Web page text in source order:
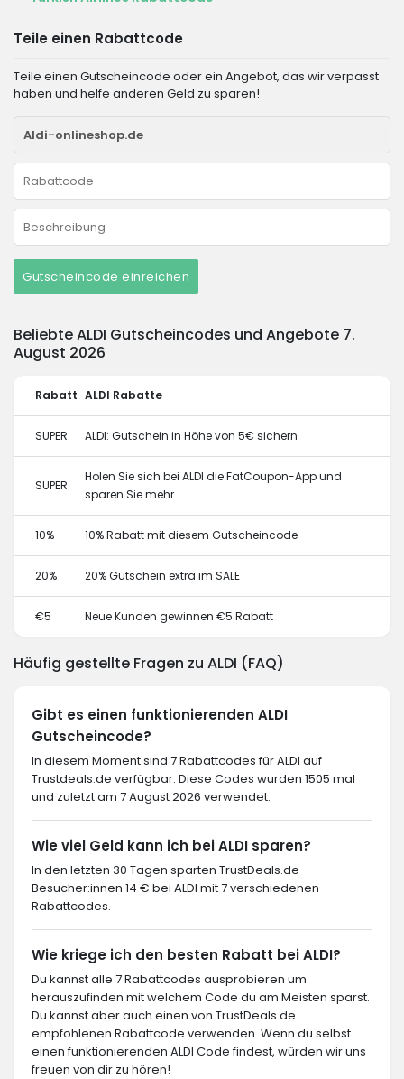
Teile einen Rabattcode
Teile einen Gutscheincode oder ein Angebot, das wir verpasst
haben und helfe anderen Geld zu sparen!
Gutscheincode einreichen
Beliebte ALDI Gutscheincodes und Angebote 7.
August 2026
Rabatt ALDI Rabatte
SUPER ALDI: Gutschein in Höhe von 5€ sichern
SUPER
Holen Sie sich bei ALDI die FatCoupon-App und
sparen Sie mehr
10% 10% Rabatt mit diesem Gutscheincode
20% 20% Gutschein extra im SALE
€5 Neue Kunden gewinnen €5 Rabatt
Häufig gestellte Fragen zu ALDI (FAQ)
Gibt es einen funktionierenden ALDI
Gutscheincode?
In diesem Moment sind 7 Rabattcodes für ALDI auf
Trustdeals.de verfügbar. Diese Codes wurden 1505 mal
und zuletzt am 7 August 2026 verwendet.
Wie viel Geld kann ich bei ALDI sparen?
In den letzten 30 Tagen sparten TrustDeals.de
Besucher:innen 14 € bei ALDI mit 7 verschiedenen
Rabattcodes.
Wie kriege ich den besten Rabatt bei ALDI?
Du kannst alle 7 Rabattcodes ausprobieren um
herauszufinden mit welchem Code du am Meisten sparst.
Du kannst aber auch einen von TrustDeals.de
empfohlenen Rabattcode verwenden. Wenn du selbst
einen funktionierenden ALDI Code findest, würden wir uns
freuen von dir zu hören!